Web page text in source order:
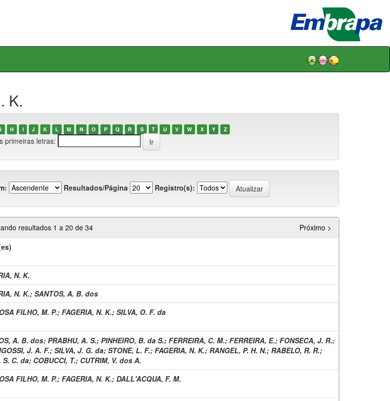
K.
H I J K L M N O P Q R S T U V W X Y Z
primeiras letras:
Resultados/Página Registro(s):
resultados 1 a 20 de 34
Próximo >
N. K.
N. K.; SANTOS, A. B. dos
FILHO, M. P.; FAGERIA, N. K.; SILVA, O. F. da
A. B. dos; PRABHU, A. S.; PINHEIRO, B. da S.; FERREIRA, C. M.; FERREIRA, E.; FONSECA, J. R.;
J. A. F.; SILVA, J. G. da; STONE, L. F.; FAGERIA, N. K.; RANGEL, P. H. N.; RABELO, R. R.;
S. C. da; COBUCCI, T.; CUTRIM, V. dos A.
FILHO, M. P.; FAGERIA, N. K.; DALL'ACQUA, F. M.